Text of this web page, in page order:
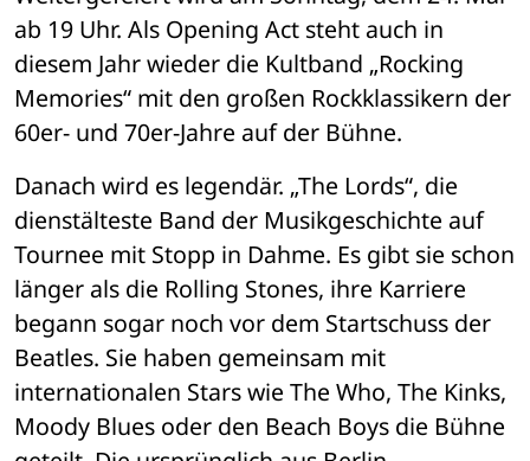
ab 19 Uhr. Als Opening Act steht auch in
diesem Jahr wieder die Kultband „Rocking
Memories“ mit den großen Rockklassikern der
60er- und 70er-Jahre auf der Bühne.
Danach wird es legendär. „The Lords“, die
dienstälteste Band der Musikgeschichte auf
Tournee mit Stopp in Dahme. Es gibt sie schon
länger als die Rolling Stones, ihre Karriere
begann sogar noch vor dem Startschuss der
Beatles. Sie haben gemeinsam mit
internationalen Stars wie The Who, The Kinks,
Moody Blues oder den Beach Boys die Bühne